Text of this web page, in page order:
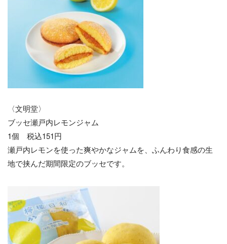
〈文明堂〉
ブッセ瀬戸内レモンジャム
1個 税込151円
瀬戸内レモンを使った爽やかなジャムを、ふんわり食感の生
地で挟んだ期間限定のブッセです。